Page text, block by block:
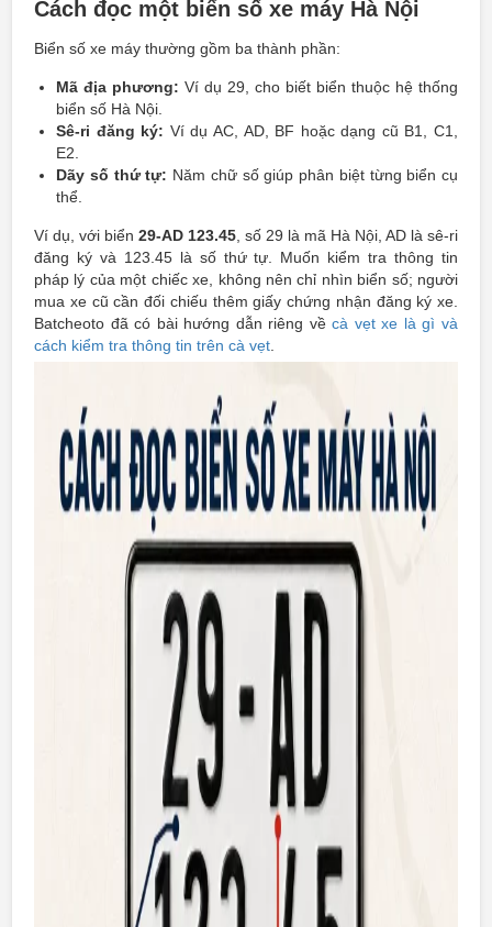
Cách đọc một biển số xe máy Hà Nội
Biển số xe máy thường gồm ba thành phần:
Mã địa phương: Ví dụ 29, cho biết biển thuộc hệ thống
biển số Hà Nội.
Sê-ri đăng ký: Ví dụ AC, AD, BF hoặc dạng cũ B1, C1,
E2.
Dãy số thứ tự: Năm chữ số giúp phân biệt từng biển cụ
thể.
Ví dụ, với biển 29-AD 123.45 , số 29 là mã Hà Nội, AD là sê-ri
đăng ký và 123.45 là số thứ tự. Muốn kiểm tra thông tin
pháp lý của một chiếc xe, không nên chỉ nhìn biển số; người
mua xe cũ cần đối chiếu thêm giấy chứng nhận đăng ký xe.
Batcheoto đã có bài hướng dẫn riêng vềcà vẹt xe là gì và
cách kiểm tra thông tin trên cà vẹt